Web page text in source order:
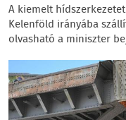
A kiemelt
Kelenföld irányába
olvasható a miniszter